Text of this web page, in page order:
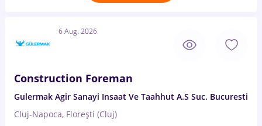
6 Aug. 2026
Construction Foreman
Gulermak Agir Sanayi Insaat Ve Taahhut A.S Suc. Bucuresti
Cluj-Napoca, Florești (Cluj)